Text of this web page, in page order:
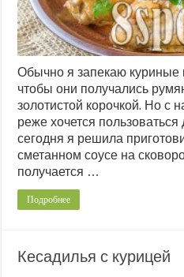
Обычно я запекаю куриные
чтобы они получались
золотистой корочкой. Но с
реже хочется
сегодня я решила
сметанном соусе на
получается …
Подробнее
Кесадилья с курицей